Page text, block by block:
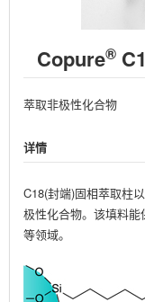
Copure®
萃取非极性化合物
详情
C18(封端)固相萃取柱
极性化合物。该填料
等领域。